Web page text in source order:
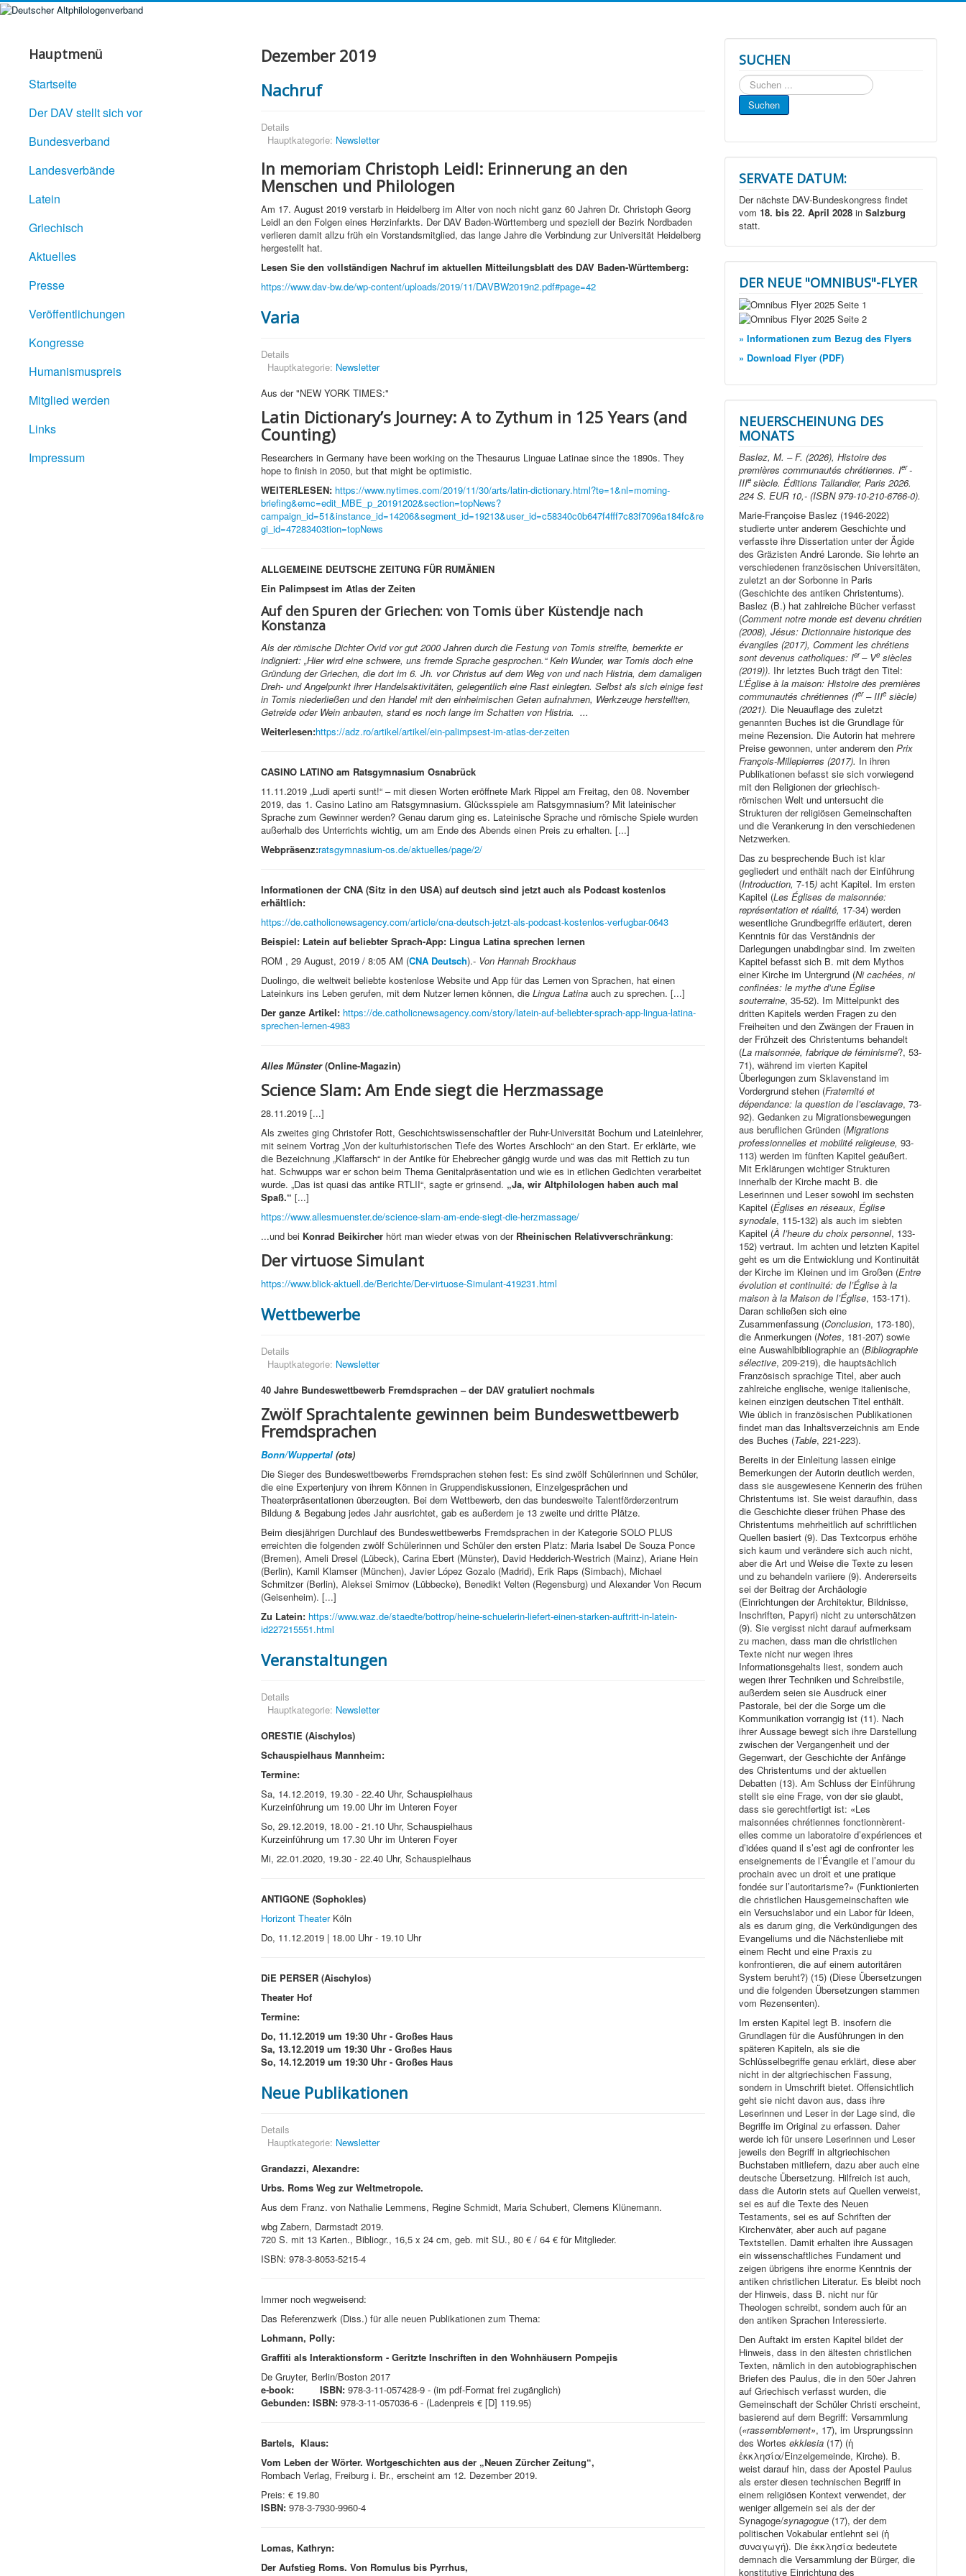
Hauptmenü
Startseite
Der DAV stellt sich vor
Bundesverband
Landesverbände
Latein
Griechisch
Aktuelles
Presse
Veröffentlichungen
Kongresse
Humanismuspreis
Mitglied werden
Links
Impressum
Dezember 2019
Nachruf
Details
Hauptkategorie: Newsletter
In memoriam Christoph Leidl: Erinnerung an den
Menschen und Philologen
Am 17. August 2019 verstarb in Heidelberg im Alter von noch nicht ganz 60 Jahren Dr. Christoph Georg
Leidl an den Folgen eines Herzinfarkts. Der DAV Baden-Württemberg und speziell der Bezirk Nordbaden
verlieren damit allzu früh ein Vorstandsmitglied, das lange Jahre die Verbindung zur Universität Heidelberg
hergestellt hat.
Lesen Sie den vollständigen Nachruf im aktuellen Mitteilungsblatt des DAV Baden-Württemberg:
https://www.dav-bw.de/wp-content/uploads/2019/11/DAVBW2019n2.pdf#page=42
Varia
Details
Hauptkategorie: Newsletter
Aus der "NEW YORK TIMES:"
Latin Dictionary’s Journey: A to Zythum in 125 Years (and
Counting)
Researchers in Germany have been working on the Thesaurus Linguae Latinae since the 1890s. They
hope to finish in 2050, but that might be optimistic.
WEITERLESEN: https://www.nytimes.com/2019/11/30/arts/latin-dictionary.html?te=1&nl=morning-
briefing&emc=edit_MBE_p_20191202&section=topNews?
campaign_id=51&instance_id=14206&segment_id=19213&user_id=c58340c0b647f4fff7c83f7096a184fc&re
gi_id=47283403tion=topNews
ALLGEMEINE DEUTSCHE ZEITUNG FÜR RUMÄNIEN
Ein Palimpsest im Atlas der Zeiten
Auf den Spuren der Griechen: von Tomis über Küstendje nach
Konstanza
Als der römische Dichter Ovid vor gut 2000 Jahren durch die Festung von Tomis streifte, bemerkte er
indigniert: „Hier wird eine schwere, uns fremde Sprache gesprochen.“ Kein Wunder, war Tomis doch eine
Gründung der Griechen, die dort im 6. Jh. vor Christus auf dem Weg von und nach Histria, dem damaligen
Dreh- und Angelpunkt ihrer Handelsaktivitäten, gelegentlich eine Rast einlegten. Selbst als sich einige fest
in Tomis niederließen und den Handel mit den einheimischen Geten aufnahmen, Werkzeuge herstellten,
Getreide oder Wein anbauten, stand es noch lange im Schatten von Histria. ...
Weiterlesen:https://adz.ro/artikel/artikel/ein-palimpsest-im-atlas-der-zeiten
CASINO LATINO am Ratsgymnasium Osnabrück
11.11.2019 „Ludi aperti sunt!“ – mit diesen Worten eröffnete Mark Rippel am Freitag, den 08. November
2019, das 1. Casino Latino am Ratsgymnasium. Glücksspiele am Ratsgymnasium? Mit lateinischer
Sprache zum Gewinner werden? Genau darum ging es. Lateinische Sprache und römische Spiele wurden
außerhalb des Unterrichts wichtig, um am Ende des Abends einen Preis zu erhalten. [...]
Webpräsenz:ratsgymnasium-os.de/aktuelles/page/2/
Informationen der CNA (Sitz in den USA) auf deutsch sind jetzt auch als Podcast kostenlos
erhältlich:
https://de.catholicnewsagency.com/article/cna-deutsch-jetzt-als-podcast-kostenlos-verfugbar-0643
Beispiel: Latein auf beliebter Sprach-App: Lingua Latina sprechen lernen
ROM , 29 August, 2019 / 8:05 AM (CNA Deutsch).- Von Hannah Brockhaus
Duolingo, die weltweit beliebte kostenlose Website und App für das Lernen von Sprachen, hat einen
Lateinkurs ins Leben gerufen, mit dem Nutzer lernen können, die Lingua Latina auch zu sprechen. [...]
Der ganze Artikel: https://de.catholicnewsagency.com/story/latein-auf-beliebter-sprach-app-lingua-latina-
sprechen-lernen-4983
Alles Münster(Online-Magazin)
Science Slam: Am Ende siegt die Herzmassage
28.11.2019 [...]
Als zweites ging Christofer Rott, Geschichtswissenschaftler der Ruhr-Universität Bochum und Lateinlehrer,
mit seinem Vortrag „Von der kulturhistorischen Tiefe des Wortes Arschloch“ an den Start. Er erklärte, wie
die Bezeichnung „Klaffarsch“ in der Antike für Ehebrecher gängig wurde und was das mit Rettich zu tun
hat. Schwupps war er schon beim Thema Genitalpräsentation und wie es in etlichen Gedichten verarbeitet
wurde. „Das ist quasi das antike RTLII“, sagte er grinsend. „Ja, wir Altphilologen haben auch mal
Spaß.“ [...]
https://www.allesmuenster.de/science-slam-am-ende-siegt-die-herzmassage/
...und bei Konrad Beikircherhört man wieder etwas von der Rheinischen Relativverschränkung:
Der virtuose Simulant
https://www.blick-aktuell.de/Berichte/Der-virtuose-Simulant-419231.html
Wettbewerbe
Details
Hauptkategorie: Newsletter
40 Jahre Bundeswettbewerb Fremdsprachen – der DAV gratuliert nochmals
Zwölf Sprachtalente gewinnen beim Bundeswettbewerb
Fremdsprachen
Bonn/Wuppertal(ots)
Die Sieger des Bundeswettbewerbs Fremdsprachen stehen fest: Es sind zwölf Schülerinnen und Schüler,
die eine Expertenjury von ihrem Können in Gruppendiskussionen, Einzelgesprächen und
Theaterpräsentationen überzeugten. Bei dem Wettbewerb, den das bundesweite Talentförderzentrum
Bildung & Begabung jedes Jahr ausrichtet, gab es außerdem je 13 zweite und dritte Plätze.
Beim diesjährigen Durchlauf des Bundeswettbewerbs Fremdsprachen in der Kategorie SOLO PLUS
erreichten die folgenden zwölf Schülerinnen und Schüler den ersten Platz: Maria Isabel De Souza Ponce
(Bremen), Ameli Dresel (Lübeck), Carina Ebert (Münster), David Hedderich-Westrich (Mainz), Ariane Hein
(Berlin), Kamil Klamser (München), Javier López Gozalo (Madrid), Erik Raps (Simbach), Michael
Schmitzer (Berlin), Aleksei Smirnov (Lübbecke), Benedikt Velten (Regensburg) und Alexander Von Recum
(Geisenheim). [...]
Zu Latein: https://www.waz.de/staedte/bottrop/heine-schuelerin-liefert-einen-starken-auftritt-in-latein-
id227215551.html
Veranstaltungen
Details
Hauptkategorie: Newsletter
ORESTIE (Aischylos)
Schauspielhaus Mannheim:
Termine:
Sa, 14.12.2019, 19.30 - 22.40 Uhr, Schauspielhaus
Kurzeinführung um 19.00 Uhr im Unteren Foyer
So, 29.12.2019, 18.00 - 21.10 Uhr, Schauspielhaus
Kurzeinführung um 17.30 Uhr im Unteren Foyer
Mi, 22.01.2020, 19.30 - 22.40 Uhr, Schauspielhaus
ANTIGONE (Sophokles)
Horizont TheaterKöln
Do, 11.12.2019 | 18.00 Uhr - 19.10 Uhr
DiE PERSER (Aischylos)
Theater Hof
Termine:
Do, 11.12.2019 um 19:30 Uhr - Großes Haus
Sa, 13.12.2019 um 19:30 Uhr - Großes Haus
So, 14.12.2019 um 19:30 Uhr - Großes Haus
Neue Publikationen
Details
Hauptkategorie: Newsletter
Grandazzi, Alexandre:
Urbs. Roms Weg zur Weltmetropole.
Aus dem Franz. von Nathalie Lemmens, Regine Schmidt, Maria Schubert, Clemens Klünemann.
wbg Zabern, Darmstadt 2019.
720 S. mit 13 Karten., Bibliogr., 16,5 x 24 cm, geb. mit SU., 80 € / 64 € für Mitglieder.
ISBN: 978-3-8053-5215-4
Immer noch wegweisend:
Das Referenzwerk (Diss.) für alle neuen Publikationen zum Thema:
Lohmann, Polly:
Graffiti als Interaktionsform - Geritzte Inschriften in den Wohnhäusern Pompejis
De Gruyter, Berlin/Boston 2017
e-book: ISBN: 978-3-11-057428-9 - (im pdf-Format frei zugänglich)
Gebunden: ISBN:978-3-11-057036-6 - (Ladenpreis € [D] 119.95)
Bartels, Klaus:
Vom Leben der Wörter. Wortgeschichten aus der „Neuen Zürcher Zeitung“,
Rombach Verlag, Freiburg i. Br., erscheint am 12. Dezember 2019.
Preis: € 19.80
ISBN:978-3-7930-9960-4
Lomas, Kathryn:
Der Aufstieg Roms. Von Romulus bis Pyrrhus,
SUCHEN
Suchen
...
Suchen
SERVATE DATUM:
Der nächste DAV-Bundeskongress findet
vom18. bis 22. April 2028 inSalzburg
statt.
DER NEUE "OMNIBUS"-FLYER
» Informationen zum Bezug des Flyers
» Download Flyer (PDF)
NEUERSCHEINUNG DES
MONATS
Baslez, M. – F. (2026), Histoire des
premières communautés chrétiennes. Ier-
IIIe siècle. Éditions Tallandier, Paris 2026.
224 S. EUR 10,- (ISBN 979-10-210-6766-0).
Marie-Françoise Baslez (1946-2022)
studierte unter anderem Geschichte und
verfasste ihre Dissertation unter der Ägide
des Gräzisten André Laronde. Sie lehrte an
verschiedenen französischen Universitäten,
zuletzt an der Sorbonne in Paris
(Geschichte des antiken Christentums).
Baslez (B.) hat zahlreiche Bücher verfasst
(Comment notre monde est devenu chrétien
(2008), Jésus: Dictionnaire historique des
évangiles (2017), Comment les chrétiens
sont devenus catholiques: Ier– Ve siècles
(2019)). Ihr letztes Buch trägt den Titel:
L’Église à la maison: Histoire des premières
communautés chrétiennes (Ier– IIIe siècle)
(2021). Die Neuauflage des zuletzt
genannten Buches ist die Grundlage für
meine Rezension. Die Autorin hat mehrere
Preise gewonnen, unter anderem denPrix
François-Millepierres (2017). In ihren
Publikationen befasst sie sich vorwiegend
mit den Religionen der griechisch-
römischen Welt und untersucht die
Strukturen der religiösen Gemeinschaften
und die Verankerung in den verschiedenen
Netzwerken.
Das zu besprechende Buch ist klar
gegliedert und enthält nach der Einführung
(Introduction,7-15)acht Kapitel. Im ersten
Kapitel (Les Églises de maisonnée:
représentation et réalité, 17-34) werden
wesentliche Grundbegriffe erläutert, deren
Kenntnis für das Verständnis der
Darlegungen unabdingbar sind. Im zweiten
Kapitel befasst sich B. mit dem Mythos
einer Kirche im Untergrund (Ni cachées, ni
confinées: le mythe d’une Église
souterraine, 35-52). Im Mittelpunkt des
dritten Kapitels werden Fragen zu den
Freiheiten und den Zwängen der Frauen in
der Frühzeit des Christentums behandelt
(La maisonnée, fabrique de féminisme?, 53-
71), während im vierten Kapitel
Überlegungen zum Sklavenstand im
Vordergrund stehen (Fraternité et
dépendance: la question de l’esclavage, 73-
92). Gedanken zu Migrationsbewegungen
aus beruflichen Gründen (Migrations
professionnelles et mobilité religieuse,93-
113) werden im fünften Kapitel geäußert.
Mit Erklärungen wichtiger Strukturen
innerhalb der Kirche macht B. die
Leserinnen und Leser sowohl im sechsten
Kapitel (Églises en réseaux, Église
synodale, 115-132) als auch im siebten
Kapitel (À l’heure du choix personnel, 133-
152) vertraut. Im achten und letzten Kapitel
geht es um die Entwicklung und Kontinuität
der Kirche im Kleinen und im Großen (Entre
évolution et continuité: de l’Église à la
maison à la Maison de l’Église, 153-171).
Daran schließen sich eine
Zusammenfassung (Conclusion, 173-180),
die Anmerkungen (Notes, 181-207) sowie
eine Auswahlbibliographie an (Bibliographie
sélective, 209-219), die hauptsächlich
Französisch sprachige Titel, aber auch
zahlreiche englische, wenige italienische,
keinen einzigen deutschen Titel enthält.
Wie üblich in französischen Publikationen
findet man das Inhaltsverzeichnis am Ende
des Buches (Table, 221-223).
Bereits in der Einleitung lassen einige
Bemerkungen der Autorin deutlich werden,
dass sie ausgewiesene Kennerin des frühen
Christentums ist. Sie weist daraufhin, dass
die Geschichte dieser frühen Phase des
Christentums mehrheitlich auf schriftlichen
Quellen basiert (9). Das Textcorpus erhöhe
sich kaum und verändere sich auch nicht,
aber die Art und Weise die Texte zu lesen
und zu behandeln variiere (9). Andererseits
sei der Beitrag der Archäologie
(Einrichtungen der Architektur, Bildnisse,
Inschriften, Papyri) nicht zu unterschätzen
(9). Sie vergisst nicht darauf aufmerksam
zu machen, dass man die christlichen
Texte nicht nur wegen ihres
Informationsgehalts liest, sondern auch
wegen ihrer Techniken und Schreibstile,
außerdem seien sie Ausdruck einer
Pastorale, bei der die Sorge um die
Kommunikation vorrangig ist (11). Nach
ihrer Aussage bewegt sich ihre Darstellung
zwischen der Vergangenheit und der
Gegenwart, der Geschichte der Anfänge
des Christentums und der aktuellen
Debatten (13). Am Schluss der Einführung
stellt sie eine Frage, von der sie glaubt,
dass sie gerechtfertigt ist: «Les
maisonnées chrétiennes fonctionnèrent-
elles comme un laboratoire d’expériences et
d’idées quand il s’est agi de confronter les
enseignements de l’Évangile et l’amour du
prochain avec un droit et une pratique
fondée sur l’autoritarisme?» (Funktionierten
die christlichen Hausgemeinschaften wie
ein Versuchslabor und ein Labor für Ideen,
als es darum ging, die Verkündigungen des
Evangeliums und die Nächstenliebe mit
einem Recht und eine Praxis zu
konfrontieren, die auf einem autoritären
System beruht?) (15) (Diese Übersetzungen
und die folgenden Übersetzungen stammen
vom Rezensenten).
Im ersten Kapitel legt B. insofern die
Grundlagen für die Ausführungen in den
späteren Kapiteln, als sie die
Schlüsselbegriffe genau erklärt, diese aber
nicht in der altgriechischen Fassung,
sondern in Umschrift bietet. Offensichtlich
geht sie nicht davon aus, dass ihre
Leserinnen und Leser in der Lage sind, die
Begriffe im Original zu erfassen. Daher
werde ich für unsere Leserinnen und Leser
jeweils den Begriff in altgriechischen
Buchstaben mitliefern, dazu aber auch eine
deutsche Übersetzung. Hilfreich ist auch,
dass die Autorin stets auf Quellen verweist,
sei es auf die Texte des Neuen
Testaments, sei es auf Schriften der
Kirchenväter, aber auch auf pagane
Textstellen. Damit erhalten ihre Aussagen
ein wissenschaftliches Fundament und
zeigen übrigens ihre enorme Kenntnis der
antiken christlichen Literatur. Es bleibt noch
der Hinweis, dass B. nicht nur für
Theologen schreibt, sondern auch für an
den antiken Sprachen Interessierte.
Den Auftakt im ersten Kapitel bildet der
Hinweis, dass in den ältesten christlichen
Texten, nämlich in den autobiographischen
Briefen des Paulus, die in den 50er Jahren
auf Griechisch verfasst wurden, die
Gemeinschaft der Schüler Christi erscheint,
basierend auf dem Begriff: Versammlung
(«rassemblement», 17), im Ursprungssinn
des Wortesekklesia (17) (ἡ
ἐκκλησία/Einzelgemeinde, Kirche). B.
weist darauf hin, dass der Apostel Paulus
als erster diesen technischen Begriff in
einem religiösen Kontext verwendet, der
weniger allgemein sei als der der
Synagoge/synagogue (17), der dem
politischen Vokabular entlehnt sei (ἡ
συναγωγή). Die ἐκκλησία bedeutete
demnach die Versammlung der Bürger, die
konstitutive Einrichtung des